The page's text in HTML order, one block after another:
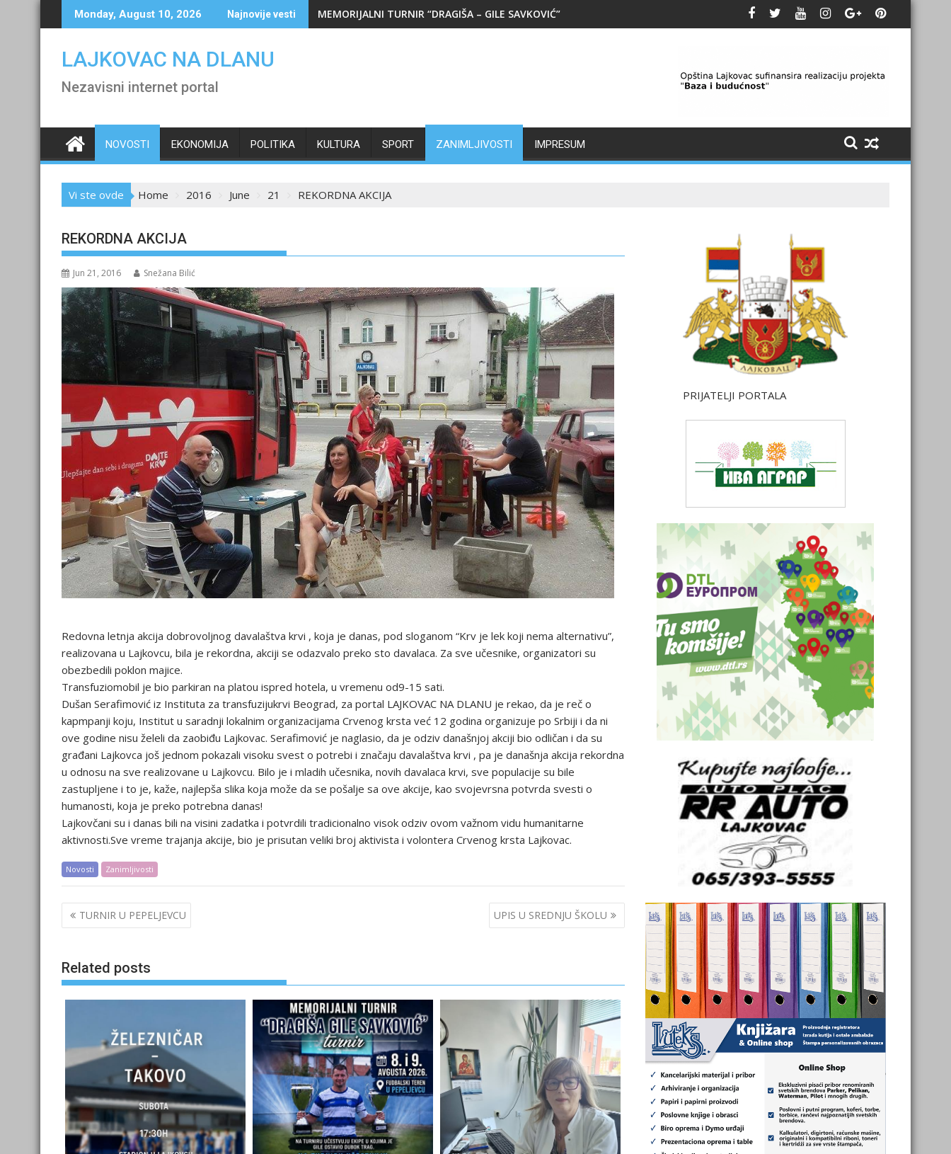
to
Monday, August 10, 2026 Najnovije vesti MEMORIJALNI TURNIR “DRAGIŠA – GILE SAVKOVIĆ”
LAJKOVAC NA DLANU
Nezavisni internet portal
NOVOSTI EKONOMIJA POLITIKA KULTURA SPORT ZANIMLJIVOSTI IMPRESUM
Vi ste ovde Home 2016 June 21 REKORDNA AKCIJA
REKORDNA AKCIJA
Jun 21, 2016 Snežana Bilić
Redovna letnja akcija dobrovoljnog davalaštva krvi , koja je danas, pod sloganom “Krv je lek koji nema alternativu”,
realizovana u Lajkovcu, bila je rekordna, akciji se odazvalo preko sto davalaca. Za sve učesnike, organizatori su
obezbedili poklon majice.
Transfuziomobil je bio parkiran na platou ispred hotela, u vremenu od9-15 sati.
Dušan Serafimović iz Instituta za transfuzijukrvi Beograd, za portal LAJKOVAC NA DLANU je rekao, da je reč o
kapmpanji koju, Institut u saradnji lokalnim organizacijama Crvenog krsta već 12 godina organizuje po Srbiji i da ni
ove godine nisu želeli da zaobiđu Lajkovac. Serafimović je naglasio, da je odziv današnjoj akciji bio odličan i da su
građani Lajkovca još jednom pokazali visoku svest o potrebi i značaju davalaštva krvi , pa je današnja akcija rekordna
u odnosu na sve realizovane u Lajkovcu. Bilo je i mladih učesnika, novih davalaca krvi, sve populacije su bile
zastupljene i to je, kaže, najlepša slika koja može da se pošalje sa ove akcije, kao svojevrsna potvrda svesti o
humanosti, koja je preko potrebna danas!
Lajkovčani su i danas bili na visini zadatka i potvrdili tradicionalno visok odziv ovom važnom vidu humanitarne
aktivnosti.Sve vreme trajanja akcije, bio je prisutan veliki broj aktivista i volontera Crvenog krsta Lajkovac.
Novosti Zanimljivosti
Post
navigation
TURNIR U PEPELJEVCU UPIS U SREDNJU ŠKOLU
Related posts
PRIJATELJI PORTALA